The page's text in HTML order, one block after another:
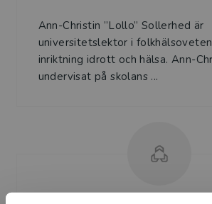
Ann-Christin ”Lollo” Sollerhed är
universitetslektor i
inriktning idrott och hälsa. Ann-
undervisat på skolans ...